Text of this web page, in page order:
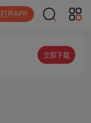
打开APP
立即下载